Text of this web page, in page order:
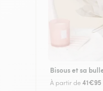
Bisous et sa
À partir de41€95